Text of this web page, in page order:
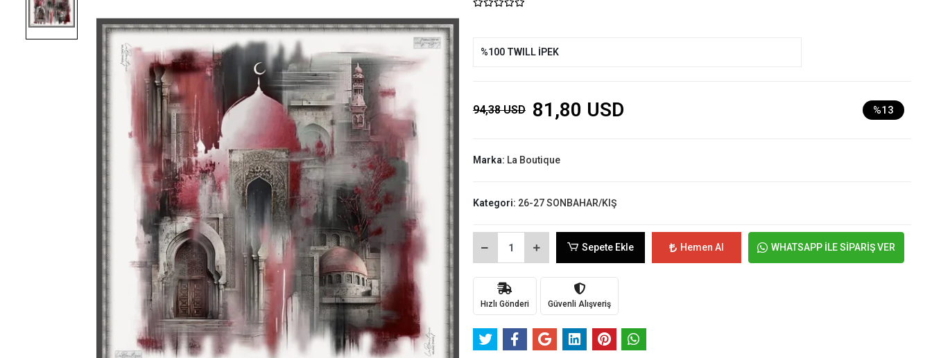
%100 TWILL İPEK
94,38 USD 81,80 USD %13
Marka: La Boutique
Kategori: 26-27 SONBAHAR/KIŞ
Sepete Ekle Hemen Al WHATSAPP İLE SİPARİŞ VER
Hızlı Gönderi Güvenli Alışveriş